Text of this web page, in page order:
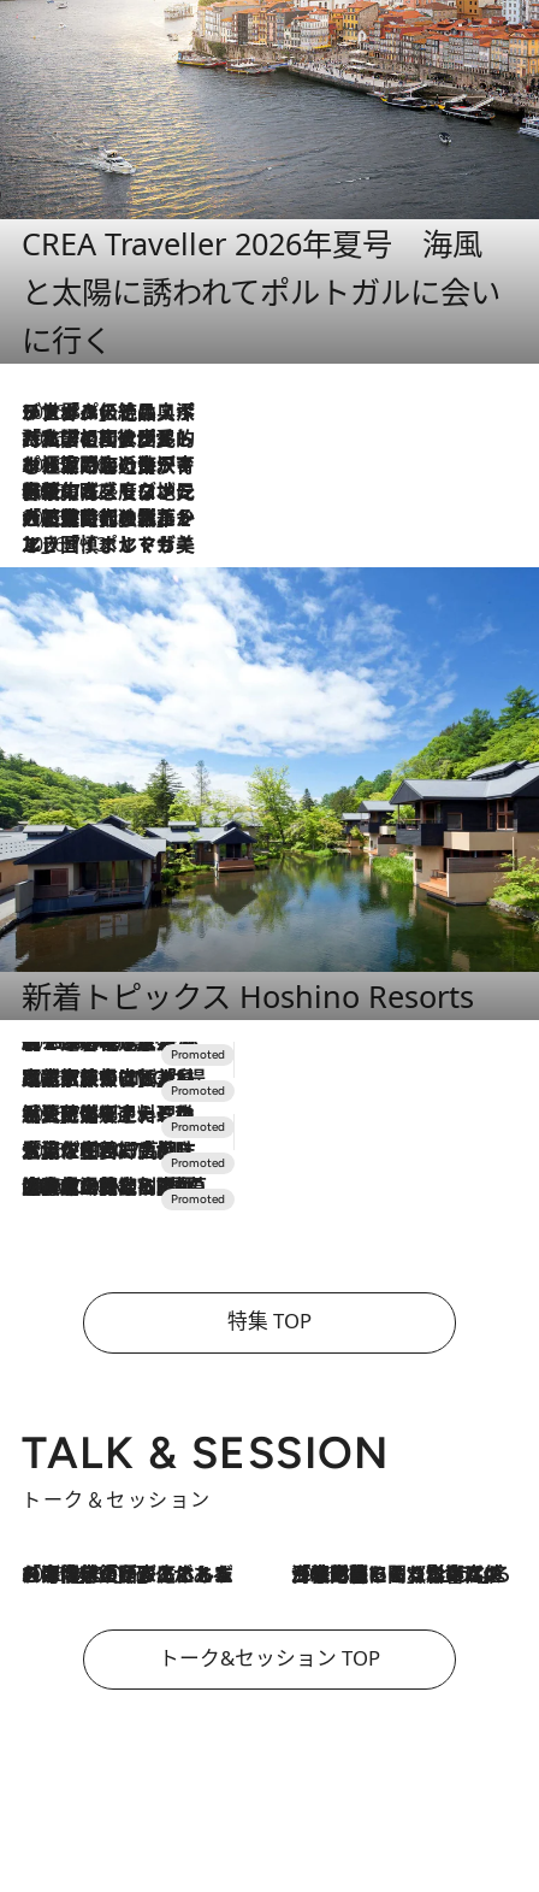
CREA Traveller 2026年夏号 海風
と太陽に誘われてポルトガルに会い
に行く
2026.8.8
リスボンの絶品スイーツ「パステル・デ・ナタ」とは？ポルトガル伝統の奥深い世界へ
2026.7.27
「私の祖国はポルトガル語です」国民的詩人フェルナンド・ペソアと、彼が愛した文学の街を歩く
2026.7.26
ポルトガル近海が育む極上の海の幸。キリリと冷えた白ワインと愉しむ、シーフード専門店の贅沢
2026.7.22
伝統の味をモダンに昇華。高感度な地元客が集う、リスボンの最旬ガストロノミー
2026.7.21
大航海時代の栄華から、震災、独裁、そして革命へ。ポルトガル・首都リスボンの石畳に刻まれた「歴史の光と影」
2026.7.13
エッセイ・ヤマザキマリ「慎ましくも美しき国 ポルトガル」
新着トピックス Hoshino Resorts
2026.8.7
【トンボの足水浴】ヒノキの香りに包まれて涼感マックス！約13℃の湧水かけ流しを避暑地「星野温泉 トンボの湯」で体験
2026.7.31
【ホテル帰省】という選択肢をOMOが提案。家族とほどよい距離を保つには「昼は実家、夜は気兼ねなくホテルで！」
2026.7.24
【夏限定ディナーコース】旬を迎える稚鮎や花ズッキーニなどをイタリア・トスカーナの郷土料理の手法で満喫！
2026.7.17
「土佐和ハーブかき氷」がOMO7高知に登場！生姜、山椒、大葉など目にも舌にも涼を呼ぶ郷土の味
2026.7.10
NEW OPEN！【界 草津】名湯の地に誕生。趣の異なる2種の温泉と上州ならではの会席・蕎麦割烹など美食を味わう究極の癒やし旅
特集 TOP
TALK & SESSION
トーク＆セッション
2026.8.3
「今後値上げがあるとすれば…」「リスクがあるのは今年の冬」エネルギー専門家が語る、ホルムズ海峡封鎖が家庭にもたらす“ある心配” 2026.8.3
「住宅建てられない…」「サーチャージ料の高値が続いている」ホルムズ海峡封鎖による影響はいつまで続く？《エネルギー専門家に聞く“どうなる日本の暮らし”》
トーク&セッション TOP